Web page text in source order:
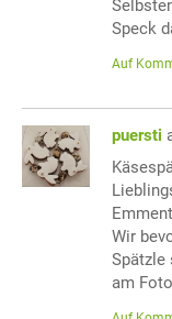
Speck
Auf
puersti
Wir
Spätzle
am